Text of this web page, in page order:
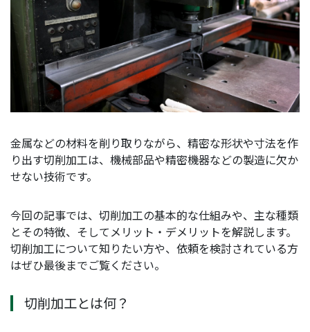
金属などの材料を削り取りながら、精密な形状や寸法を作
り出す切削加工は、機械部品や精密機器などの製造に欠か
せない技術です。
今回の記事では、切削加工の基本的な仕組みや、主な種類
とその特徴、そしてメリット・デメリットを解説します。
切削加工について知りたい方や、依頼を検討されている方
はぜひ最後までご覧ください。
切削加工とは何？